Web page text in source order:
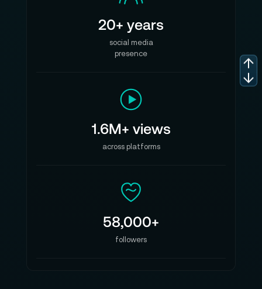
20+ years
social media
presence
1.6M+ views
across platforms
58,000+
followers